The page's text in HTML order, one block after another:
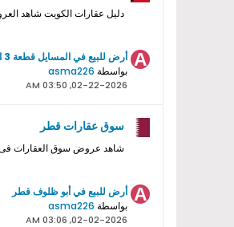
دليل عقارات الكويت شاهد
أرض للبيع في المسايل قطعة 3 الكويت
بواسطة asma226
02-22-2026, 03:50 AM
سوق عقارات قطر
شاهد عروض سوق العقارات فى
أرض للبيع في أبو ظلوف قطر
بواسطة asma226
02-02-2026, 03:06 AM